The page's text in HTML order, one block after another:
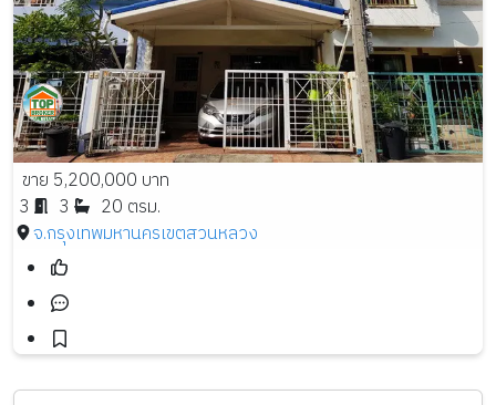
ขาย 5,200,000 บาท
3
3
20 ตรม.
จ.กรุงเทพมหานครเขตสวนหลวง